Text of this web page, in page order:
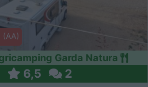
(AA)
Garda Natura
6,5 2